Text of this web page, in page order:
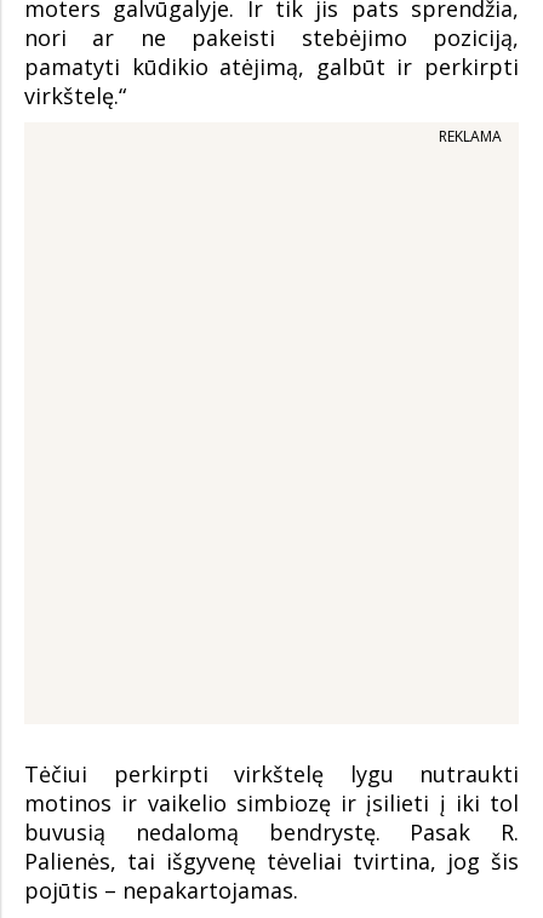
moters galvūgalyje. Ir tik jis pats sprendžia,
nori ar ne pakeisti stebėjimo poziciją,
pamatyti kūdikio atėjimą, galbūt ir perkirpti
virkštelę.“
REKLAMA
Tėčiui perkirpti virkštelę lygu nutraukti
motinos ir vaikelio simbiozę ir įsilieti į iki tol
buvusią nedalomą bendrystę. Pasak R.
Palienės, tai išgyvenę tėveliai tvirtina, jog šis
pojūtis – nepakartojamas.